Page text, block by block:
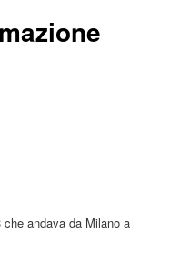
andava da Milano a